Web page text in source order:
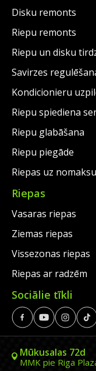
Disku remonts
Riepu remonts
Riepu un disku
Savirzes
Kondicionieru
Riepu spiediena
Riepu glabāšana
Riepu piegāde
Riepas uz nomaksu
Riepas
Vasaras riepas
Ziemas riepas
Vissezonas riepas
Riepas ar radzēm
Sociālie tīkli
Mūkusalas 72d
MMK pie Riga